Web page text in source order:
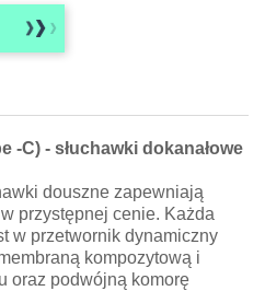
-C) - słuchawki dokanałowe
douszne zapewniają
przystępnej cenie. Każda
w przetwornik dynamiczny
kompozytową i
oraz podwójną komorę